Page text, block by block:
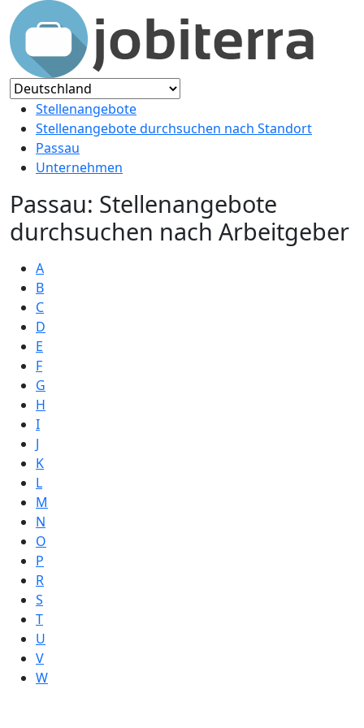
Stellenangebote
Stellenangebote durchsuchen nach Standort
Passau
Unternehmen
Passau: Stellenangebote
durchsuchen nach Arbeitgeber
A
B
C
D
E
F
G
H
I
J
K
L
M
N
O
P
R
S
T
U
V
W